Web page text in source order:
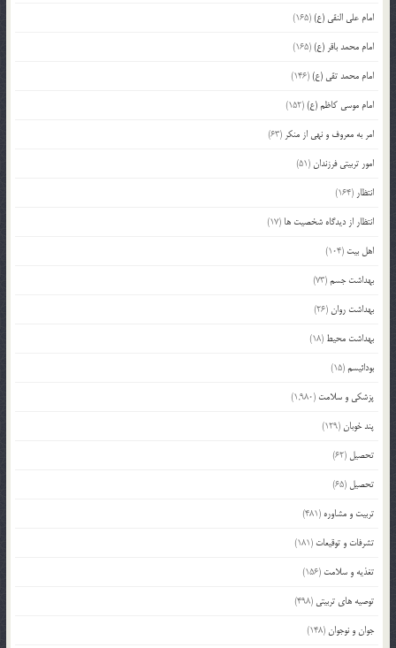
امام علی النقی (ع)(165)
امام محمد باقر (ع)(165)
امام محمد تقی (ع)(146)
امام موسی کاظم (ع)(152)
امر به معروف و نهی از منکر (63)
امور تربیتی فرزندان(51)
انتظار (164)
انتظار از دیدگاه شخصیت ها (17)
اهل بیت (104)
بهداشت جسم(73)
بهداشت روان(26)
بهداشت محیط (18)
بودائیسم(15)
پزشکی و سلامت (1,980)
پند خوبان(129)
تحصیل (62)
تحصیل (65)
تربیت و مشاوره (481)
تشرفات و توقیعات (181)
تغذیه و سلامت (156)
توصیه های تربیتی (498)
جوان و نوجوان(148)